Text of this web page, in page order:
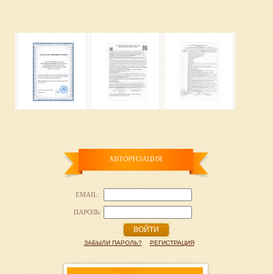
EMAIL:
ПАРОЛЬ:
ВОЙТИ
ЗАБЫЛИ ПАРОЛЬ? РЕГИСТРАЦИЯ